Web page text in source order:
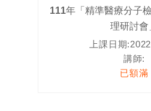
111年「精準醫療分子
理研討會
上課日期:
講師:
已額滿